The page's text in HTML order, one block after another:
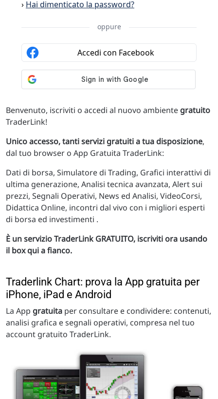
Benvenuto, iscriviti o accedi al nuovo ambiente gratuito
TraderLink!
Unico accesso, tanti servizi gratuiti a tua disposizione,
dal tuo browser o App Gratuita TraderLink:
Dati di borsa, Simulatore di Trading, Grafici interattivi di
ultima generazione, Analisi tecnica avanzata, Alert sui
prezzi, Segnali Operativi, News ed Analisi, VideoCorsi,
Didattica Online, incontri dal vivo con i migliori esperti
di borsa ed investimenti .
È un servizio TraderLink GRATUITO, iscriviti ora usando
il box qui a fianco.
Traderlink Chart: prova la App gratuita per
iPhone, iPad e Android
La App gratuita per consultare e condividere: contenuti,
analisi grafica e segnali operativi, compresa nel tuo
account gratuito TraderLink.